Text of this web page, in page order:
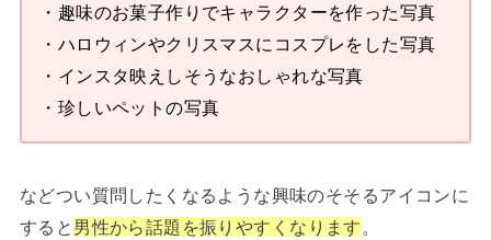
・趣味のお菓子作りでキャラクターを作った写真
・ハロウィンやクリスマスにコスプレをした写真
・インスタ映えしそうなおしゃれな写真
・珍しいペットの写真
などつい質問したくなるような興味のそそるアイコンに
すると 男性から話題を振りやすくなります 。